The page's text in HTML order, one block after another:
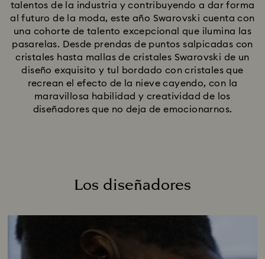
talentos de la industria y contribuyendo a dar forma
al futuro de la moda, este año Swarovski cuenta con
una cohorte de talento excepcional que ilumina las
pasarelas. Desde prendas de puntos salpicadas con
cristales hasta mallas de cristales Swarovski de un
diseño exquisito y tul bordado con cristales que
recrean el efecto de la nieve cayendo, con la
maravillosa habilidad y creatividad de los
diseñadores que no deja de emocionarnos.
Los diseñadores